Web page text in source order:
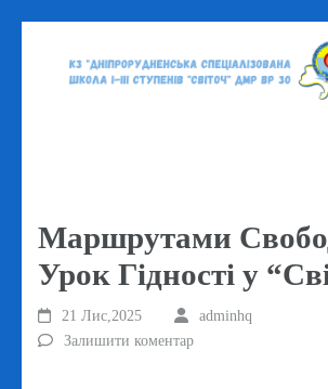
Маршрутами
Урок Гідності у
21 Лис,2025
adminhq
Залишити коментар